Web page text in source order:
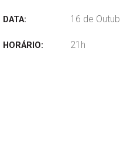
DATA: 16 de
HORÁRIO: 21h